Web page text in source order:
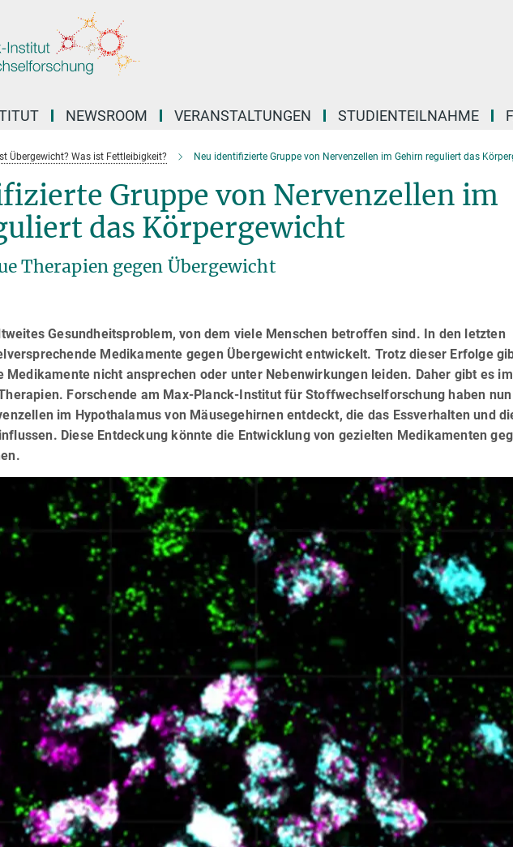
NEWSROOM VERANSTALTUNGEN STUDIENTEILNAHME
Übergewicht? Was ist Fettleibigkeit? Neu identifizierte Gruppe von Nervenzellen im Gehirn reguliert das
Gruppe von Nervenzellen im
das Körpergewicht
Therapien gegen Übergewicht
Gesundheitsproblem, von dem viele Menschen betroffen sind. In den letzten
Medikamente gegen Übergewicht entwickelt. Trotz dieser Erfolge
Medikamente nicht ansprechen oder unter Nebenwirkungen leiden. Daher gibt es
Forschende am Max-Planck-Institut für Stoffwechselforschung haben
im Hypothalamus von Mäusegehirnen entdeckt, die das Essverhalten und
Diese Entdeckung könnte die Entwicklung von gezielten Medikamenten